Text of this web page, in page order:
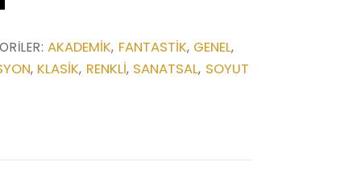
AKADEMIK, FANTASTIK, GENEL,
, KLASIK, RENKLI, SANATSAL, SOYUT